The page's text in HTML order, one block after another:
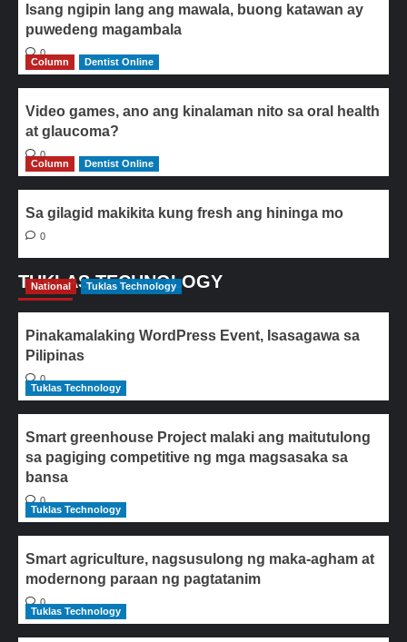
Isang ngipin lang ang mawala, buong katawan ay
puwedeng magambala
0
Column
Dentist Online
Video games, ano ang kinalaman nito sa oral health
at glaucoma?
0
Column
Dentist Online
Sa gilagid makikita kung fresh ang hininga mo
0
TUKLAS TECHNOLOGY
National Tuklas Technology
Pinakamalaking WordPress Event, Isasagawa sa
Pilipinas
0
Tuklas Technology
Smart greenhouse Project malaki ang maitutulong
sa pagiging competitive ng mga magsasaka sa
bansa
0
Tuklas Technology
Smart agriculture, nagsusulong ng maka-agham at
modernong paraan ng pagtatanim
0
Tuklas Technology